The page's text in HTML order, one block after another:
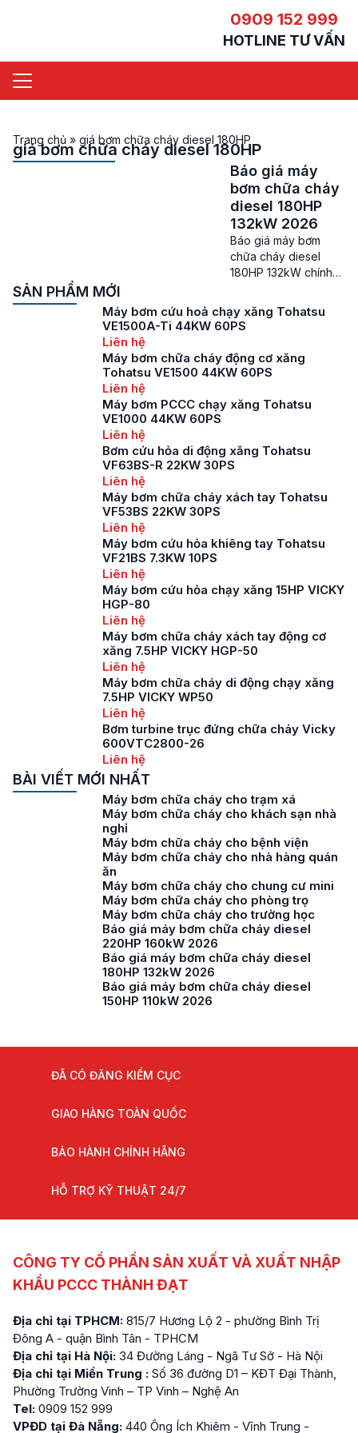
0909 152 999
HOTLINE TƯ VẤN
Trang chủ » giá bơm chữa cháy diesel 180HP
giá bơm chữa cháy diesel 180HP
Báo giá máy
bơm chữa cháy
diesel 180HP
132kW 2026
Báo giá máy bơm
chữa cháy diesel
180HP 132kW chính
bơm chữa cháy
diesel 180HP – Khi tìm
cháy diesel 180HP
trên thị trường hiện
sẽ có rất nhiều sự lựa
bơm. Nhưng trong số
[…]
SẢN PHẨM MỚI
Máy bơm cứu hoả chạy xăng Tohatsu
VE1500A-Ti 44KW 60PS
Liên hệ
Máy bơm chữa cháy động cơ xăng
Tohatsu VE1500 44KW 60PS
Liên hệ
Máy bơm PCCC chạy xăng Tohatsu
VE1000 44KW 60PS
Liên hệ
Bơm cứu hỏa di động xăng Tohatsu
VF63BS-R 22KW 30PS
Liên hệ
Máy bơm chữa cháy xách tay Tohatsu
VF53BS 22KW 30PS
Liên hệ
Máy bơm cứu hỏa khiêng tay Tohatsu
VF21BS 7.3KW 10PS
Liên hệ
Máy bơm cứu hỏa chạy xăng 15HP VICKY
HGP-80
Liên hệ
Máy bơm chữa cháy xách tay động cơ
xăng 7.5HP VICKY HGP-50
Liên hệ
Máy bơm chữa cháy di động chạy xăng
7.5HP VICKY WP50
Liên hệ
Bơm turbine trục đứng chữa cháy Vicky
600VTC2800-26
Liên hệ
BÀI VIẾT MỚI NHẤT
Máy bơm chữa cháy cho trạm xá
Máy bơm chữa cháy cho khách sạn nhà
nghỉ
Máy bơm chữa cháy cho bệnh viện
Máy bơm chữa cháy cho nhà hàng quán
ăn
Máy bơm chữa cháy cho chung cư mini
Máy bơm chữa cháy cho phòng trọ
Máy bơm chữa cháy cho trường học
Báo giá máy bơm chữa cháy diesel
220HP 160kW 2026
Báo giá máy bơm chữa cháy diesel
180HP 132kW 2026
Báo giá máy bơm chữa cháy diesel
150HP 110kW 2026
ĐÃ CÓ ĐĂNG KIỂM CỤC
GIAO HÀNG TOÀN QUỐC
BẢO HÀNH CHÍNH HÃNG
HỖ TRỢ KỸ THUẬT 24/7
CÔNG TY CỔ PHẦN SẢN XUẤT VÀ XUẤT NHẬP
KHẨU PCCC THÀNH ĐẠT
Địa chỉ tại TPHCM: 815/7 Hương Lộ 2 - phường Bình Trị
Đông A - quận Bình Tân - TPHCM
Địa chỉ tại Hà Nội: 34 Đường Láng - Ngã Tư Sở - Hà Nội
Địa chỉ tại Miền Trung : Số 36 đường D1 – KĐT Đại Thành,
Phường Trường Vinh – TP Vinh – Nghệ An
Tel: 0909 152 999
VPĐD tại Đà Nẵng: 440 Ông Ích Khiêm - Vĩnh Trung -